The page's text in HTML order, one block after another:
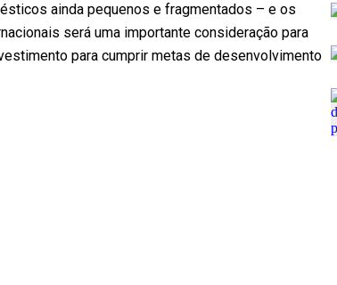
ainda pequenos e fragmentados – e os
será uma importante consideração para
para cumprir metas de desenvolvimento